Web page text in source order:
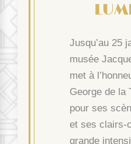
Jusqu’au 25
musée
met à
George de la
pour ses
et ses clairs-
grande